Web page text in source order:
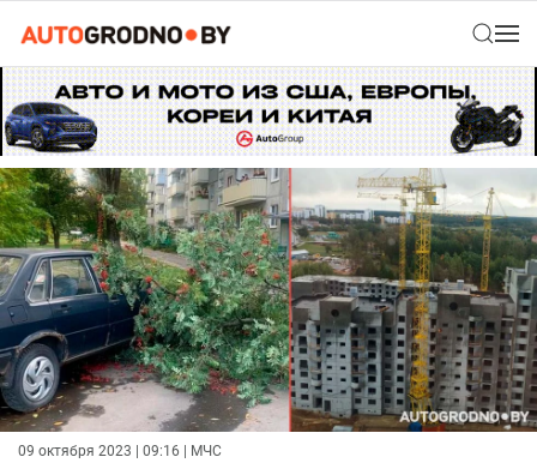
09 октября 2023 | 09:16 | МЧС